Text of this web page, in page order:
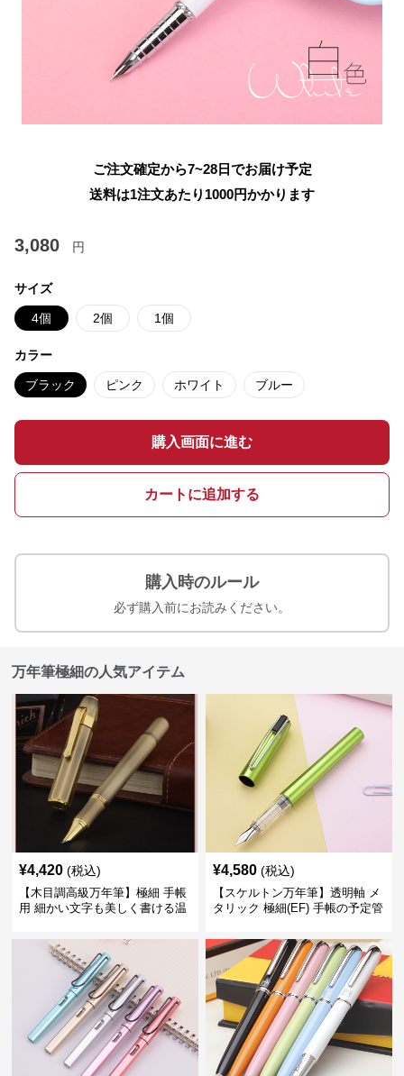
ご注文確定から7~28日でお届け予定
送料は1注文あたり 1000円かかります
3,080 円
サイズ
4個 2個 1個
カラー
ブラック ピンク ホワイト ブルー
購入画面に進む
カートに追加する
購入時のルール
必ず購入前にお読みください。
万年筆極細の人気アイテム
¥4,420 (税込)
【木目調高級万年筆】極細 手帳
用 細かい文字も美しく書ける温
¥4,580 (税込)
【スケルトン万年筆】透明軸 メ
タリック 極細(EF) 手帳の予定管
デザイン